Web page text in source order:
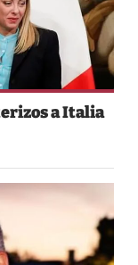
a Italia